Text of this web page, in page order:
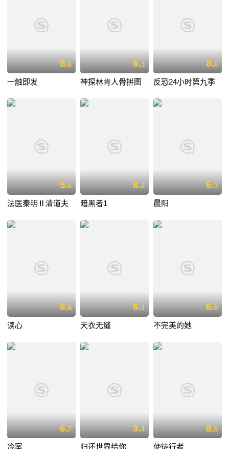
8.6
一触即发
6.3
神探林肯人骨拼图
8.6
反恐24小时第九季
5.6
法医秦明Ⅱ清道夫
8.2
暗黑者1
6.1
晨阳
6.8
读心
6.1
天衣无缝
6.0
不完美的她
6.7
冷案
3.4
归还世界给你
8.5
使徒行者